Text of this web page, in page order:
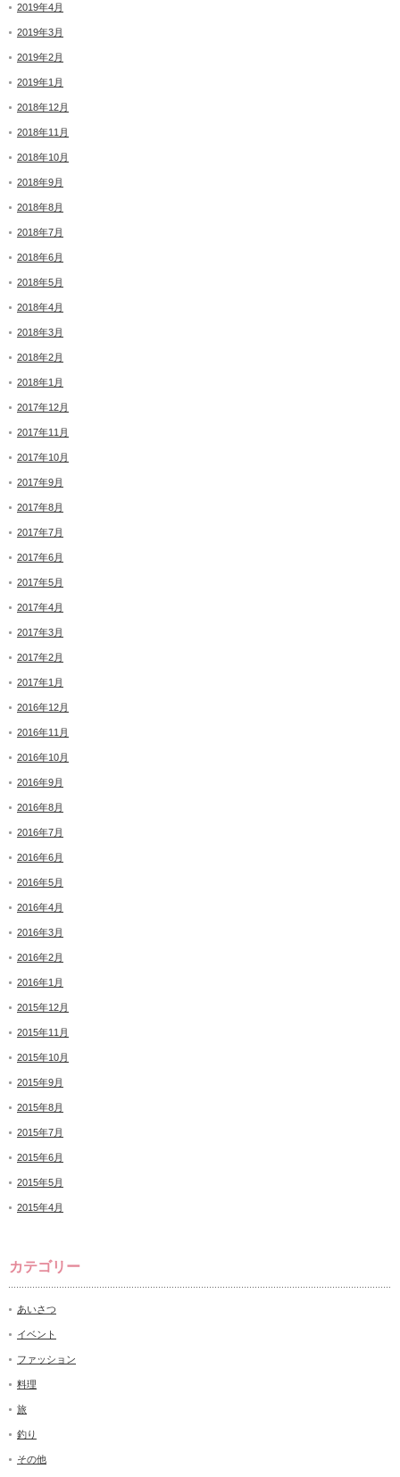
2019年4月
2019年3月
2019年2月
2019年1月
2018年12月
2018年11月
2018年10月
2018年9月
2018年8月
2018年7月
2018年6月
2018年5月
2018年4月
2018年3月
2018年2月
2018年1月
2017年12月
2017年11月
2017年10月
2017年9月
2017年8月
2017年7月
2017年6月
2017年5月
2017年4月
2017年3月
2017年2月
2017年1月
2016年12月
2016年11月
2016年10月
2016年9月
2016年8月
2016年7月
2016年6月
2016年5月
2016年4月
2016年3月
2016年2月
2016年1月
2015年12月
2015年11月
2015年10月
2015年9月
2015年8月
2015年7月
2015年6月
2015年5月
2015年4月
カテゴリー
あいさつ
イベント
ファッション
料理
旅
釣り
その他